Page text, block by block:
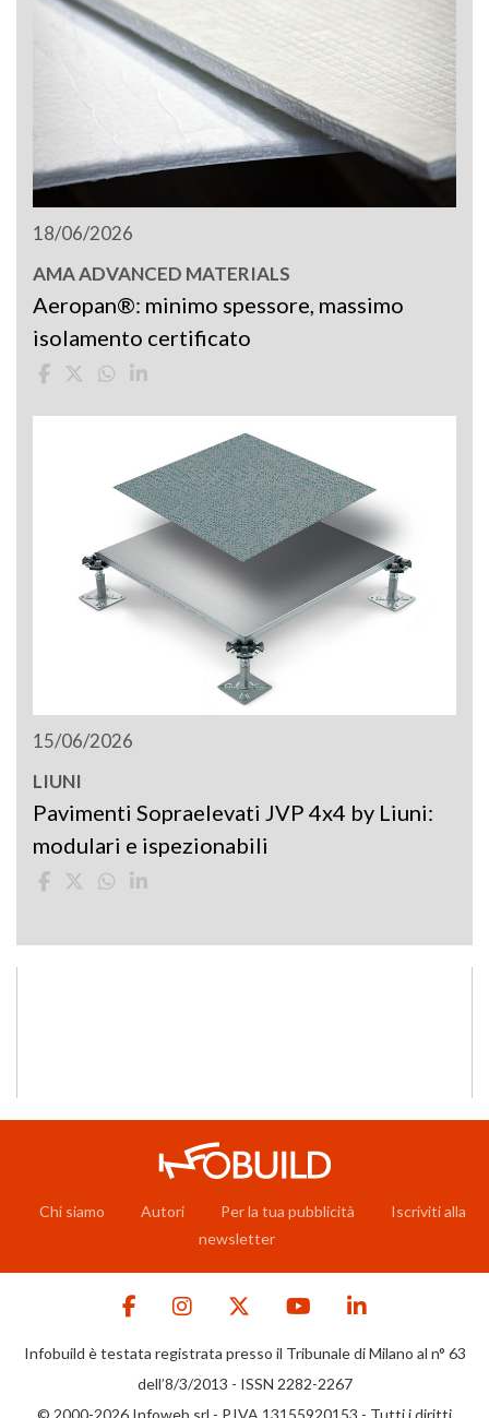
18/06/2026
AMA ADVANCED MATERIALS
Aeropan®: minimo spessore, massimo
isolamento certificato
15/06/2026
LIUNI
Pavimenti Sopraelevati JVP 4x4 by Liuni:
modulari e ispezionabili
Chi siamo Autori Per la tua pubblicità
Iscriviti alla
newsletter
Infobuild è testata registrata presso il Tribunale di Milano al n° 63
dell’8/3/2013 - ISSN 2282-2267
© 2000-2026 Infoweb srl - P.IVA 13155920153 - Tutti i diritti